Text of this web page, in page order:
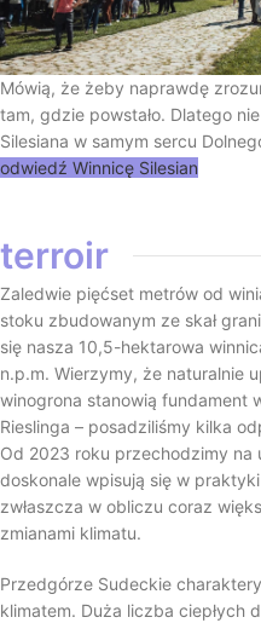
Mówią, że żeby naprawdę
tam, gdzie powstało. Dlatego
Silesiana w samym sercu
odwiedź Winnicę Silesian
terroir
Zaledwie pięćset metrów od
stoku zbudowanym ze skał
się nasza 10,5-hektarowa
n.p.m. Wierzymy, że naturalnie
winogrona stanowią fundament
Rieslinga – posadziliśmy kilka
Od 2023 roku przechodzimy na
doskonale wpisują się w
zwłaszcza w obliczu coraz
zmianami klimatu.
Przedgórze Sudeckie
klimatem. Duża liczba ciepłych